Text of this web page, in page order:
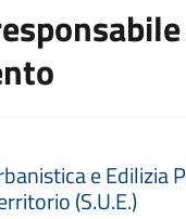
e Edilizia
(S.U.E.)